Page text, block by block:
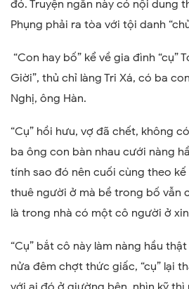
đó. Truyện ngắn này có nội dung
Phụng phải ra tòa với tội danh
“Con hay bố” kể về gia đình “cụ”
Giời”, thủ chỉ làng Tri Xá, có ba
Nghị, ông Hàn.
“Cụ” hồi hưu, vợ đã chết, không
ba ông con bàn nhau cưới nàng
tính sao đó nên cuối cùng theo
thuê người ở mà bề trong bố vẫn
là trong nhà có một cô người ở
“Cụ” bắt cô này làm nàng hầu
nửa đêm chợt thức giấc, “cụ” lại